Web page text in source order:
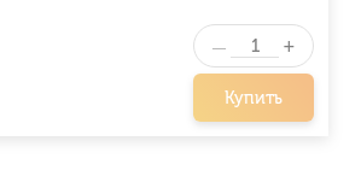
Купить
— +